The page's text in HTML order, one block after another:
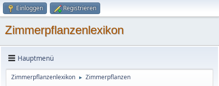
Einloggen Registrieren
Zimmerpflanzenlexikon
Hauptmenü
Zimmerpflanzenlexikon ► Zimmerpflanzen